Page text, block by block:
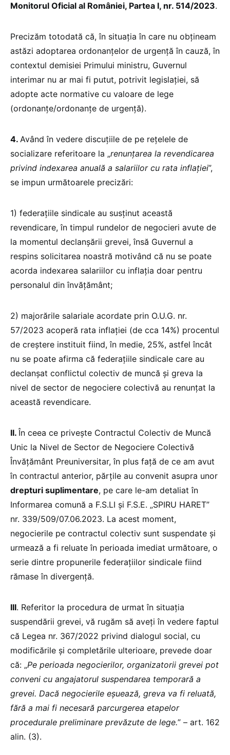
Monitorul Oficial al României, Partea I, nr. 514/2023.
Precizăm totodată că, în situația în care nu obțineam
astăzi adoptarea ordonanțelor de urgență în cauză, în
contextul demisiei Primului ministru, Guvernul
interimar nu ar mai fi putut, potrivit legislației, să
adopte acte normative cu valoare de lege
(ordonanțe/ordonanțe de urgență).
4. Având în vedere discuțiile de pe rețelele de
socializare referitoare la „renunțarea la revendicarea
privind indexarea anuală a salariilor cu rata inflației”,
se impun următoarele precizări:
1) federațiile sindicale au susținut această
revendicare, în timpul rundelor de negocieri avute de
la momentul declanșării grevei, însă Guvernul a
respins solicitarea noastră motivând că nu se poate
acorda indexarea salariilor cu inflația doar pentru
personalul din învățământ;
2) majorările salariale acordate prin O.U.G. nr.
57/2023 acoperă rata inflației (de cca 14%) procentul
de creștere instituit fiind, în medie, 25%, astfel încât
nu se poate afirma că federațiile sindicale care au
declanșat conflictul colectiv de muncă și greva la
nivel de sector de negociere colectivă au renunțat la
această revendicare.
II. În ceea ce privește Contractul Colectiv de Muncă
Unic la Nivel de Sector de Negociere Colectivă
Învățământ Preuniversitar, în plus față de ce am avut
în contractul anterior, părțile au convenit asupra unor
drepturi suplimentare, pe care le-am detaliat în
Informarea comună a F.S.LI și F.S.E. „SPIRU HARET”
nr. 339/509/07.06.2023. La acest moment,
negocierile pe contractul colectiv sunt suspendate și
urmează a fi reluate în perioada imediat următoare, o
serie dintre propunerile federațiilor sindicale fiind
rămase în divergență.
III. Referitor la procedura de urmat în situația
suspendării grevei, vă rugăm să aveți în vedere faptul
că Legea nr. 367/2022 privind dialogul social, cu
modificările și completările ulterioare, prevede doar
că: „Pe perioada negocierilor, organizatorii grevei pot
conveni cu angajatorul suspendarea temporară a
grevei. Dacă negocierile eşuează, greva va fi reluată,
fără a mai fi necesară parcurgerea etapelor
procedurale preliminare prevăzute de lege.” – art. 162
alin. (3).